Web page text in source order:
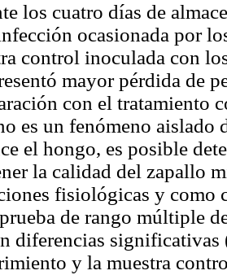
los cuatro días de
ocasionada por
control inoculada con
mayor pérdida de
con el tratamiento
es un fenómeno aislado
el hongo, es posible
la calidad del zapallo
fisiológicas y como
de rango múltiple
diferencias
y la muestra